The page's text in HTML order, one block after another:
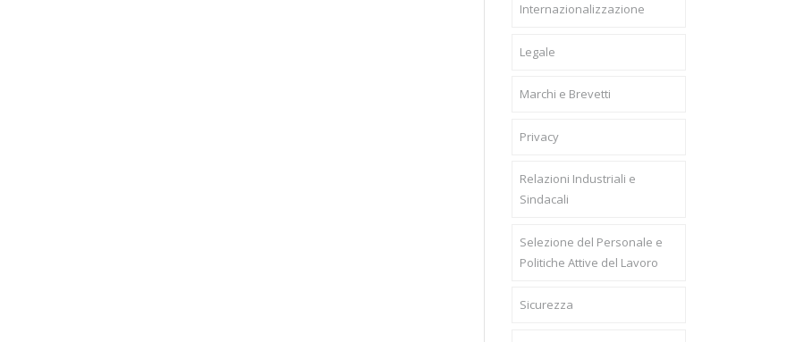
Internazionalizzazione
Legale
Marchi e Brevetti
Privacy
Relazioni Industriali e
Sindacali
Selezione del Personale e
Politiche Attive del Lavoro
Sicurezza